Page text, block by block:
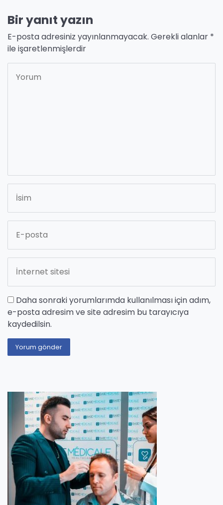
Bir yanıt yazın
E-posta adresiniz yayınlanmayacak. Gerekli alanlar *
ile işaretlenmişlerdir
Daha sonraki yorumlarımda kullanılması için adım,
e-posta adresim ve site adresim bu tarayıcıya
kaydedilsin.